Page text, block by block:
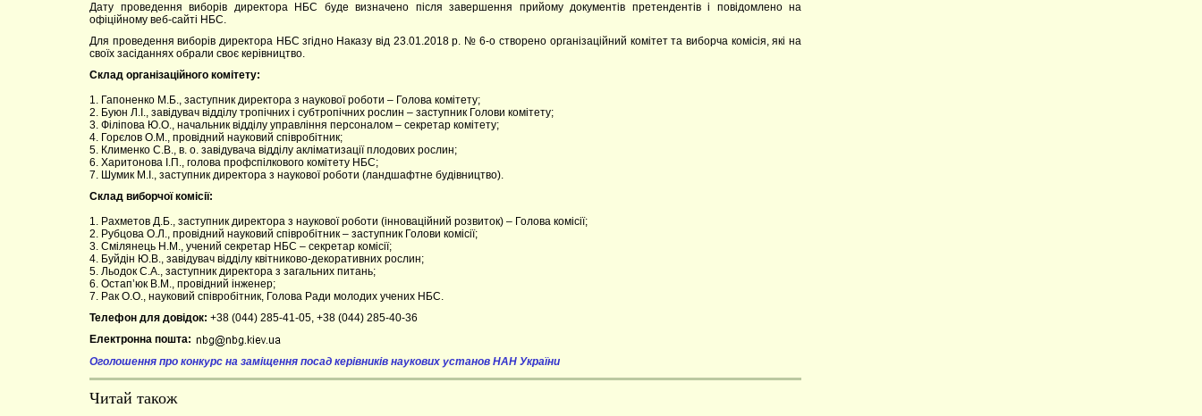
Дату проведення виборів директора НБС буде визначено після завершення прийому документів претендентів і повідомлено на
офіційному веб-сайті НБС.
Для проведення виборів директора НБС згідно Наказу від 23.01.2018 р. № 6-о створено організаційний комітет та виборча комісія, які на
своїх засіданнях обрали своє керівництво.
Склад організаційного комітету:
1. Гапоненко М.Б., заступник директора з наукової роботи – Голова комітету;
2. Буюн Л.І., завідувач відділу тропічних і субтропічних рослин – заступник Голови комітету;
3. Філіпова Ю.О., начальник відділу управління персоналом – секретар комітету;
4. Горєлов О.М., провідний науковий співробітник;
5. Клименко С.В., в. о. завідувача відділу акліматизації плодових рослин;
6. Харитонова І.П., голова профспілкового комітету НБС;
7. Шумик М.І., заступник директора з наукової роботи (ландшафтне будівництво).
Склад виборчої комісії:
1. Рахметов Д.Б., заступник директора з наукової роботи (інноваційний розвиток) – Голова комісії;
2. Рубцова О.Л., провідний науковий співробітник – заступник Голови комісії;
3. Смілянець Н.М., учений секретар НБС – секретар комісії;
4. Буйдін Ю.В., завідувач відділу квітниково-декоративних рослин;
5. Льодок С.А., заступник директора з загальних питань;
6. Остап’юк В.М., провідний інженер;
7. Рак О.О., науковий співробітник, Голова Ради молодих учених НБС.
Телефон для довідок: +38 (044) 285-41-05, +38 (044) 285-40-36
Електронна пошта:
Оголошення про конкурс на заміщення посад керівників наукових установ НАН України
Читай також